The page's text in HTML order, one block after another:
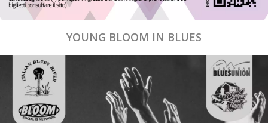
YOUNG BLOOM IN BLUES